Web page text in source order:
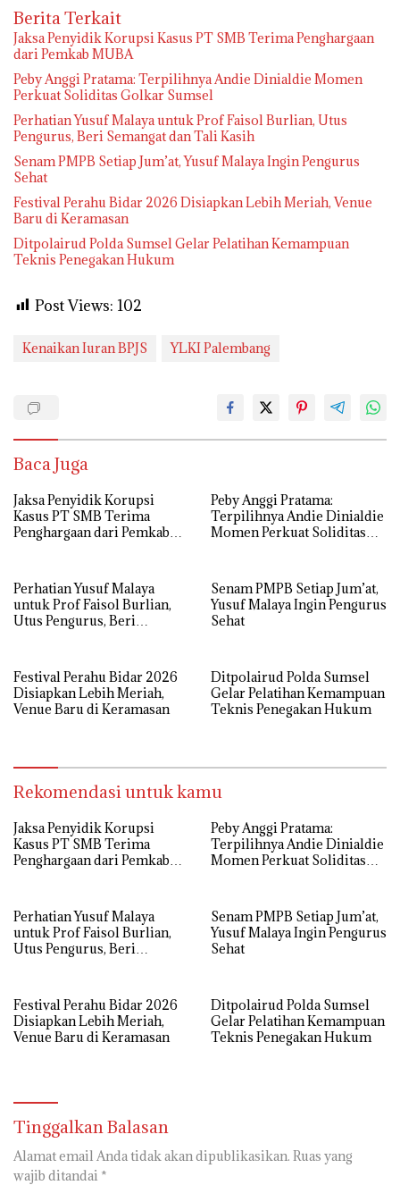
Berita Terkait
Jaksa Penyidik Korupsi Kasus PT SMB Terima Penghargaan
dari Pemkab MUBA
Peby Anggi Pratama: Terpilihnya Andie Dinialdie Momen
Perkuat Soliditas Golkar Sumsel
Perhatian Yusuf Malaya untuk Prof Faisol Burlian, Utus
Pengurus, Beri Semangat dan Tali Kasih
Senam PMPB Setiap Jum’at, Yusuf Malaya Ingin Pengurus
Sehat
Festival Perahu Bidar 2026 Disiapkan Lebih Meriah, Venue
Baru di Keramasan
Ditpolairud Polda Sumsel Gelar Pelatihan Kemampuan
Teknis Penegakan Hukum
Post Views: 102
Kenaikan Iuran BPJS YLKI Palembang
Baca Juga
Jaksa Penyidik Korupsi
Kasus PT SMB Terima
Penghargaan dari Pemkab
Peby Anggi Pratama:
Terpilihnya Andie Dinialdie
Momen Perkuat Soliditas
Perhatian Yusuf Malaya
untuk Prof Faisol Burlian,
Utus Pengurus, Beri
Senam PMPB Setiap Jum’at,
Yusuf Malaya Ingin Pengurus
Sehat
Festival Perahu Bidar 2026
Disiapkan Lebih Meriah,
Venue Baru di Keramasan
Ditpolairud Polda Sumsel
Gelar Pelatihan Kemampuan
Teknis Penegakan Hukum
Rekomendasi untuk kamu
Jaksa Penyidik Korupsi
Kasus PT SMB Terima
Penghargaan dari Pemkab
Peby Anggi Pratama:
Terpilihnya Andie Dinialdie
Momen Perkuat Soliditas
Perhatian Yusuf Malaya
untuk Prof Faisol Burlian,
Utus Pengurus, Beri
Senam PMPB Setiap Jum’at,
Yusuf Malaya Ingin Pengurus
Sehat
Festival Perahu Bidar 2026
Disiapkan Lebih Meriah,
Venue Baru di Keramasan
Ditpolairud Polda Sumsel
Gelar Pelatihan Kemampuan
Teknis Penegakan Hukum
Tinggalkan Balasan
Alamat email Anda tidak akan dipublikasikan. Ruas yang
wajib ditandai *